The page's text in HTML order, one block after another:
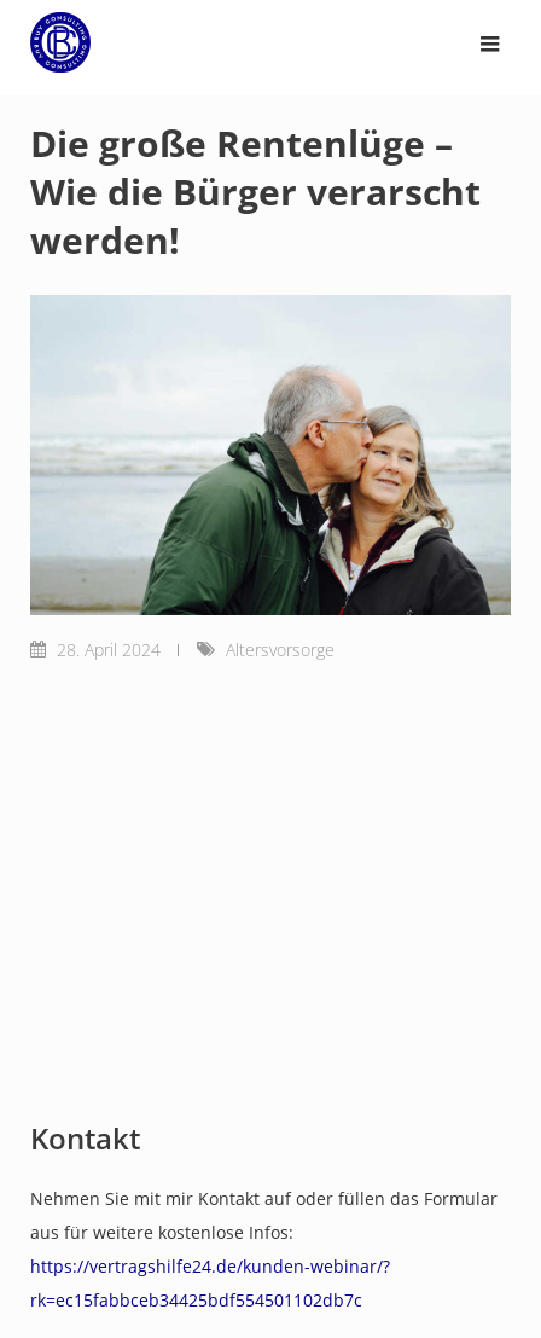
Die große Rentenlüge –
Wie die Bürger verarscht
werden!
28. April 2024 Altersvorsorge
Kontakt
Nehmen Sie mit mir Kontakt auf oder füllen das Formular
aus für weitere kostenlose Infos:
https://vertragshilfe24.de/kunden-webinar/?
rk=ec15fabbceb34425bdf554501102db7c